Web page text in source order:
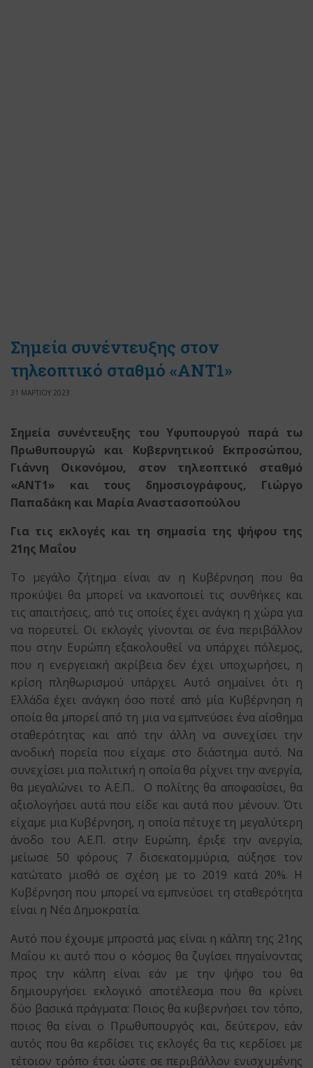
Σημεία συνέντευξης στον
τηλεοπτικό σταθμό «ANT1»
31 ΜΑΡΤΙΟΥ 2023
Σημεία συνέντευξης του Υφυπουργού παρά τω
Πρωθυπουργώ και Κυβερνητικού Εκπροσώπου,
Γιάννη Οικονόμου, στον τηλεοπτικό σταθμό
«ANT1» και τους δημοσιογράφους, Γιώργο
Παπαδάκη και Μαρία Αναστασοπούλου
Για τις εκλογές και τη σημασία της ψήφου της
21ης Μαΐου
Το μεγάλο ζήτημα είναι αν η Κυβέρνηση που θα
προκύψει θα μπορεί να ικανοποιεί τις συνθήκες και
τις απαιτήσεις, από τις οποίες έχει ανάγκη η χώρα για
να πορευτεί. Οι εκλογές γίνονται σε ένα περιβάλλον
που στην Ευρώπη εξακολουθεί να υπάρχει πόλεμος,
που η ενεργειακή ακρίβεια δεν έχει υποχωρήσει, η
κρίση πληθωρισμού υπάρχει. Αυτό σημαίνει ότι η
Ελλάδα έχει ανάγκη όσο ποτέ από μία Κυβέρνηση η
οποία θα μπορεί από τη μια να εμπνεύσει ένα αίσθημα
σταθερότητας και από την άλλη να συνεχίσει την
ανοδική πορεία που είχαμε στο διάστημα αυτό. Να
συνεχίσει μια πολιτική η οποία θα ρίχνει την ανεργία,
θα μεγαλώνει το Α.Ε.Π.. Ο πολίτης θα αποφασίσει, θα
αξιολογήσει αυτά που είδε και αυτά που μένουν. Ότι
είχαμε μια Κυβέρνηση, η οποία πέτυχε τη μεγαλύτερη
άνοδο του Α.Ε.Π. στην Ευρώπη, έριξε την ανεργία,
μείωσε 50 φόρους 7 δισεκατομμύρια, αύξησε τον
κατώτατο μισθό σε σχέση με το 2019 κατά 20%. Η
Κυβέρνηση που μπορεί να εμπνεύσει τη σταθερότητα
είναι η Νέα Δημοκρατία.
Αυτό που έχουμε μπροστά μας είναι η κάλπη της 21ης
Μαΐου κι αυτό που ο κόσμος θα ζυγίσει πηγαίνοντας
προς την κάλπη είναι εάν με την ψήφο του θα
δημιουργήσει εκλογικό αποτέλεσμα που θα κρίνει
δύο βασικά πράγματα: Ποιος θα κυβερνήσει τον τόπο,
ποιος θα είναι ο Πρωθυπουργός και, δεύτερον, εάν
αυτός που θα κερδίσει τις εκλογές θα τις κερδίσει με
τέτοιον τρόπο έτσι ώστε σε περιβάλλον ενισχυμένης